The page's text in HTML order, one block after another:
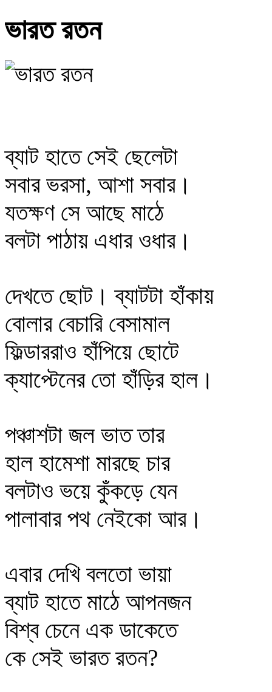
ভারত রতন
ব্যাট হাতে সেই ছেলেটা
সবার ভরসা, আশা সবার।
যতক্ষণ সে আছে মাঠে
বলটা পাঠায় এধার ওধার।
দেখতে ছোট। ব্যাটটা হাঁকায়
বোলার বেচারি বেসামাল
ফিল্ডাররাও হাঁপিয়ে ছোটে
ক্যাপ্টেনের তো হাঁড়ির হাল।
পঞ্চাশটা জল ভাত তার
হাল হামেশা মারছে চার
বলটাও ভয়ে কুঁকড়ে যেন
পালাবার পথ নেইকো আর।
এবার দেখি বলতো ভায়া
ব্যাট হাতে মাঠে আপনজন
বিশ্ব চেনে এক ডাকেতে
কে সেই ভারত রতন?